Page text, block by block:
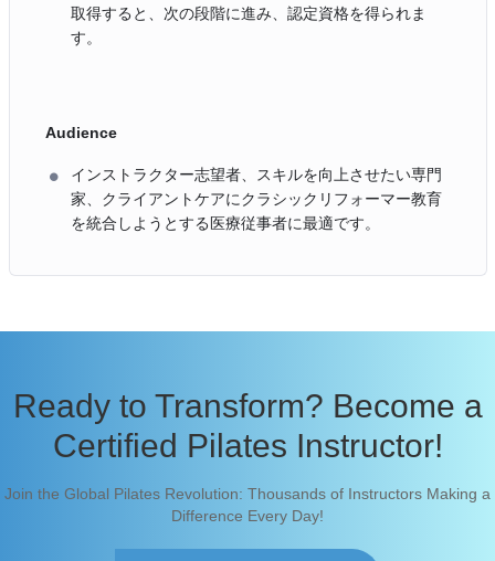
取得すると、次の段階に進み、認定資格を得られま
す。
Audience
インストラクター志望者、スキルを向上させたい専門
家、クライアントケアにクラシックリフォーマー教育
を統合しようとする医療従事者に最適です。
Ready to Transform? Become a
Certified Pilates Instructor!
Join the Global Pilates Revolution: Thousands of Instructors Making a
Difference Every Day!